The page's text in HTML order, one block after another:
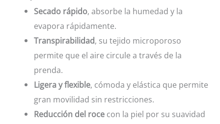
Secado rápido, absorbe la humedad y la
evapora rápidamente.
Transpirabilidad, su tejido microporoso
permite que el aire circule a través de la
prenda.
Ligera y flexible, cómoda y elástica que permite
gran movilidad sin restricciones.
Reducción del roce con la piel por su suavidad